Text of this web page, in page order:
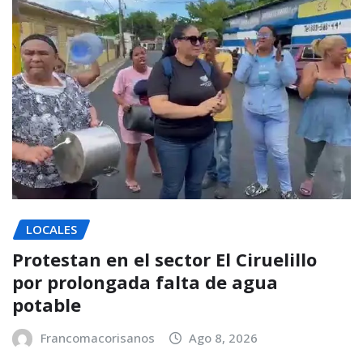
LOCALES
Protestan en el sector El Ciruelillo
por prolongada falta de agua
potable
Francomacorisanos Ago 8, 2026